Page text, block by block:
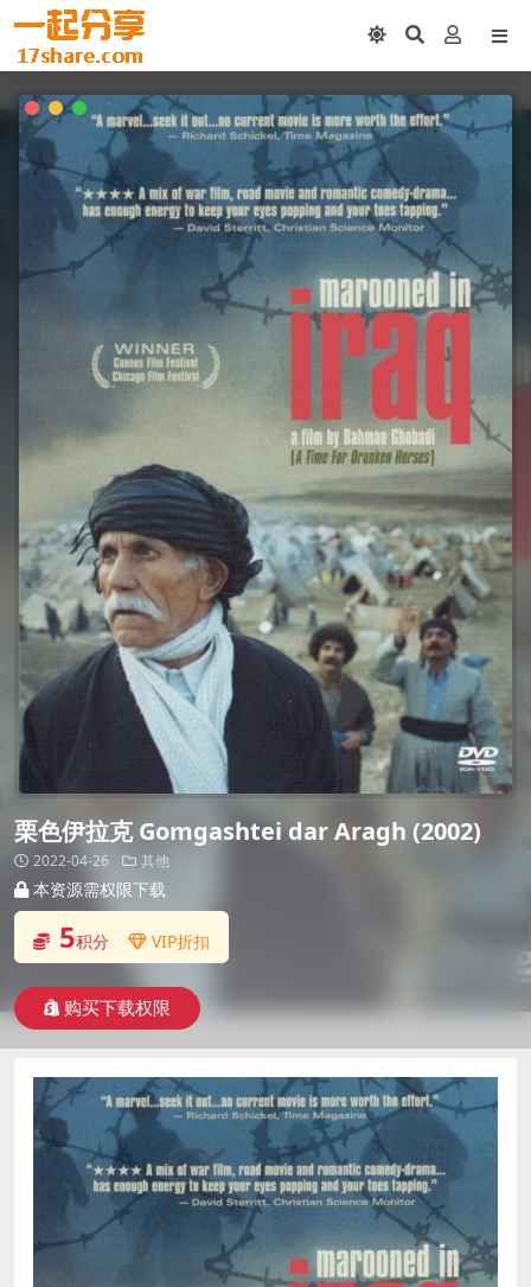
栗色伊拉克 Gomgashtei dar Aragh (2002)
2022-04-26 其他
本资源需权限下载
5积分 VIP折扣
购买下载权限